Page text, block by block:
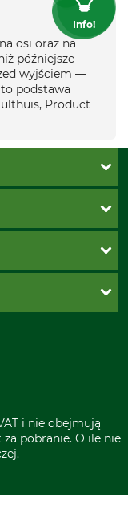
Info!
osi oraz na
późniejsze
wyjściem —
podstawa
Product
i nie obejmują
pobranie. O ile nie